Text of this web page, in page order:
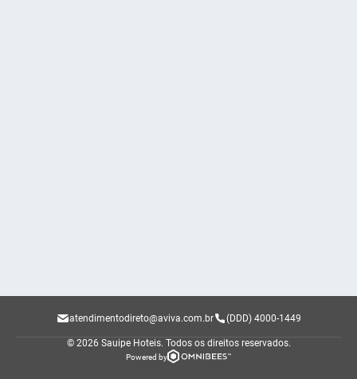
atendimentodireto@aviva.com.br (DDD) 4000-1449
© 2026 Sauipe Hoteis. Todos os direitos reservados.
Powered by